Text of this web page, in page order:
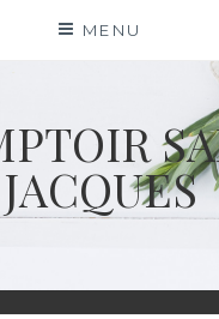
MENU
JACQUES